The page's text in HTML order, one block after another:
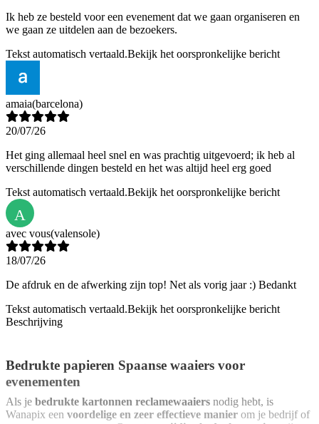
Ik heb ze besteld voor een evenement dat we gaan organiseren en
we gaan ze uitdelen aan de bezoekers.
Tekst automatisch vertaald.Bekijk het oorspronkelijke bericht
amaia(barcelona)
20/07/26
Het ging allemaal heel snel en was prachtig uitgevoerd; ik heb al
verschillende dingen besteld en het was altijd heel erg goed
Tekst automatisch vertaald.Bekijk het oorspronkelijke bericht
A
avec vous(valensole)
18/07/26
De afdruk en de afwerking zijn top! Net als vorig jaar :) Bedankt
Tekst automatisch vertaald.Bekijk het oorspronkelijke bericht
Beschrijving
Bedrukte papieren Spaanse waaiers voor
evenementen
Als je bedrukte kartonnen reclamewaaiers nodig hebt, is
Wanapix een voordelige en zeer effectieve manier om je bedrijf of